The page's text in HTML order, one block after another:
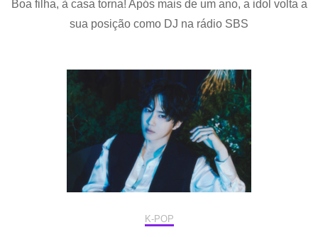
(Red
Boa filha, à casa torna! Após mais de um ano, a idol volta a
sua posição como DJ na rádio SBS
K-POP